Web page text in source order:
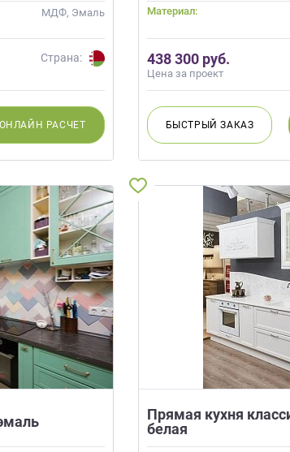
МДФ, Эмаль
Страна:
ОНЛАЙН РАСЧЕТ
Материал:
438 300 руб.
Цена за проект
БЫСТРЫЙЗАКАЗ
Прямая кухня
белая